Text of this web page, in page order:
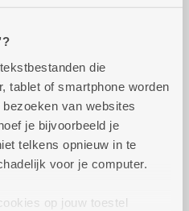
die
tablet of smartphone worden
van websites
je bijvoorbeeld je
telkens opnieuw in te
voor je computer.
op jouw toestel
14.00 uur tot 16.00